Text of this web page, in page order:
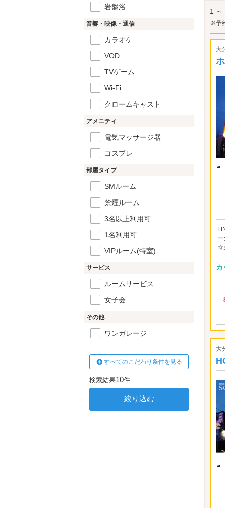
1 ～
※予
大
☆
カ
大
岩盤浴
音響・映像・通信
カラオケ
VOD
TVゲーム
Wi-Fi
クロームキャスト
アメニティ
電気マッサージ器
コスプレ
部屋タイプ
SMルーム
禁煙ルーム
3名以上利用可
1名利用可
VIPルーム(特室)
サービス
ルームサービス
女子会
その他
ワンガレージ
すべてのこだわり条件を見る
検索結果10件